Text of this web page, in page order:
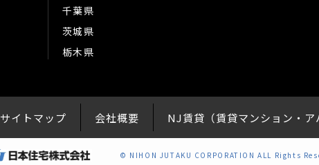
千葉県
茨城県
栃木県
サイトマップ 会社概要 NJ賃貸（賃貸マンション・
© NIHON JUTAKU CORPORATIONALL Rights